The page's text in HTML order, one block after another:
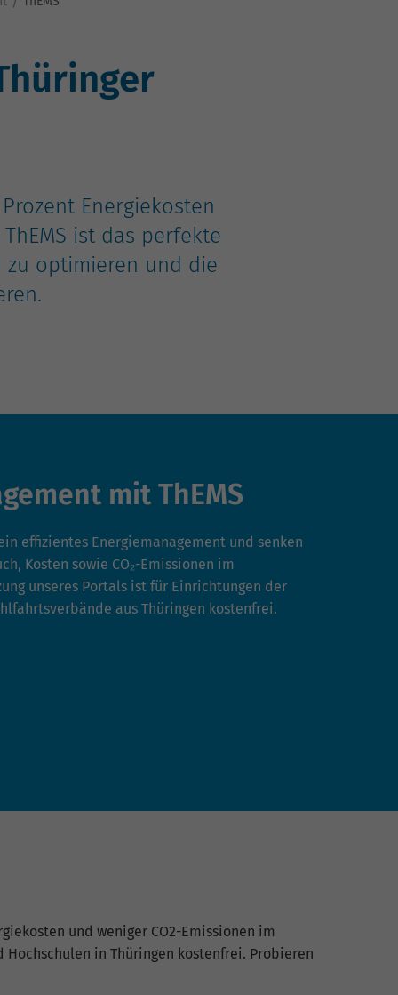
Energiekosten
ist das perfekte
zu optimieren und die
mit ThEMS
effizientes Energiemanagement und senken
Kosten sowie CO₂-Emissionen im
unseres Portals ist für Einrichtungen der
aus Thüringen kostenfrei.
und weniger CO2-Emissionen im
in Thüringen kostenfrei. Probieren